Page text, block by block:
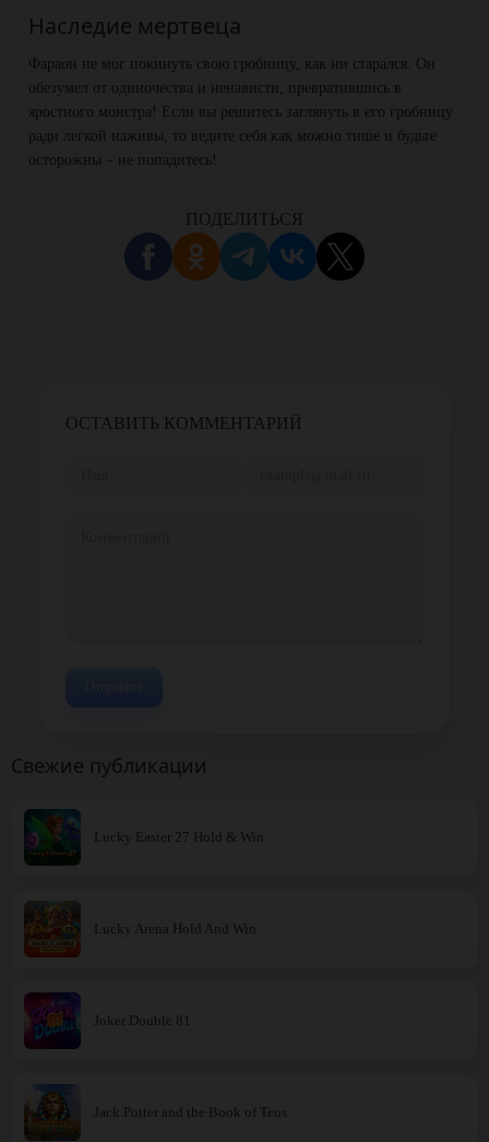
Наследие мертвеца
Фараон не мог покинуть свою гробницу, как ни старался. Он
обезумел от одиночества и ненависти, превратившись в
яростного монстра! Если вы решитесь заглянуть в его гробницу
ради легкой наживы, то ведите себя как можно тише и будьте
осторожны – не попадитесь!
ПОДЕЛИТЬСЯ
ОСТАВИТЬ КОММЕНТАРИЙ
Свежие публикации
Lucky Easter 27 Hold & Win
Lucky Arena Hold And Win
Joker Double 81
Jack Potter and the Book of Teos